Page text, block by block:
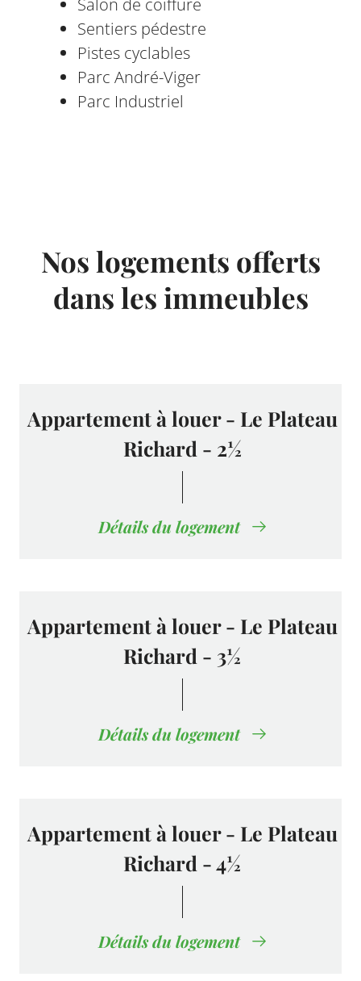
Salon de coiffure
Sentiers pédestre
Pistes cyclables
Parc André-Viger
Parc Industriel
Nos logements offerts
dans les immeubles
Appartement à louer - Le Plateau
Richard - 2½
Détails du logement
Appartement à louer - Le Plateau
Richard - 3½
Détails du logement
Appartement à louer - Le Plateau
Richard - 4½
Détails du logement